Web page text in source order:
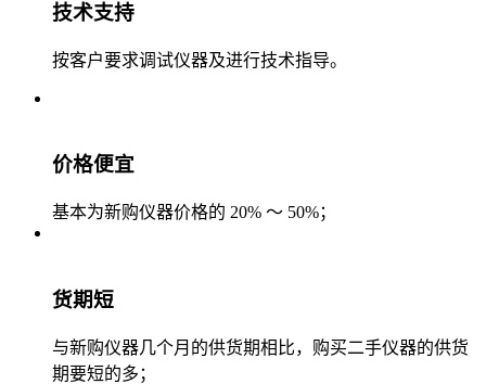
技术支持
按客户要求调试仪器及进行技术指导。
价格便宜
基本为新购仪器价格的 20% ～ 50%；
货期短
与新购仪器几个月的供货期相比，购买二手仪器的供货
期要短的多；